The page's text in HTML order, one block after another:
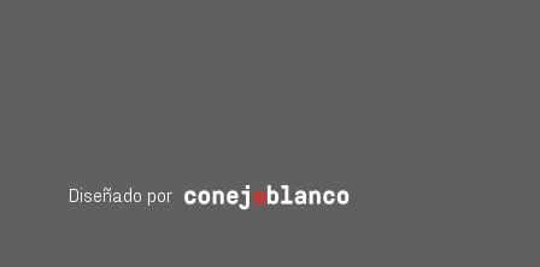
Diseñado por